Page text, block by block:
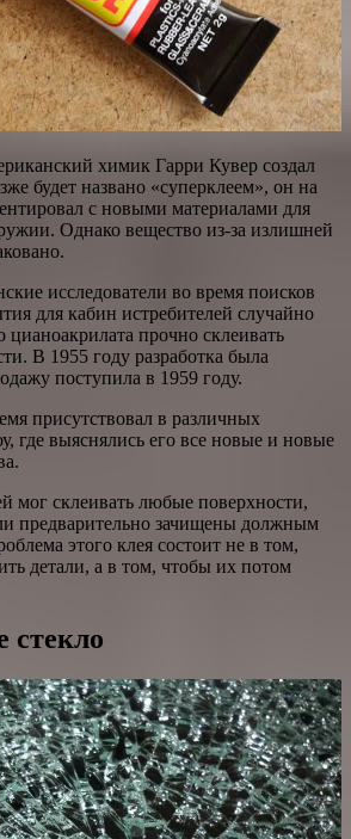
химик Гарри Кувер создал
будет названо «суперклеем», он на
с новыми материалами для
Однако вещество из-за излишней
исследователи во время поисков
для кабин истребителей случайно
прочно склеивать
В 1955 году разработка была
поступила в 1959 году.
присутствовал в различных
где выяснялись его все новые и новые
мог склеивать любые поверхности,
предварительно зачищены должным
этого клея состоит не в том,
детали, а в том, чтобы их потом
стекло